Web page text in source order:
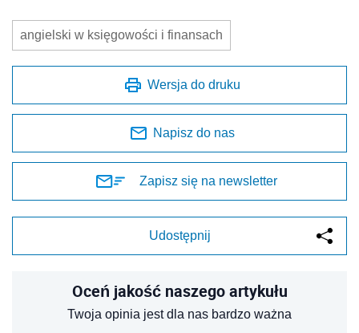
angielski w księgowości i finansach
Wersja do druku
Napisz do nas
Zapisz się na newsletter
Udostępnij
Oceń jakość naszego artykułu
Twoja opinia jest dla nas bardzo ważna